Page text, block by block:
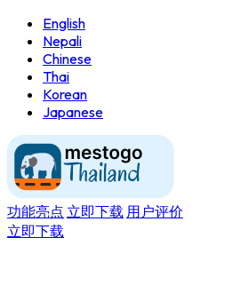
English
Nepali
Chinese
Thai
Korean
Japanese
功能亮点 立即下载 用户评价
立即下载